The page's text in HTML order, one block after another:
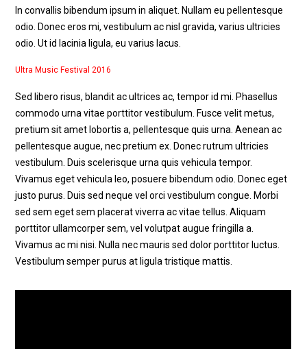
In convallis bibendum ipsum in aliquet. Nullam eu pellentesque
odio. Donec eros mi, vestibulum ac nisl gravida, varius ultricies
odio. Ut id lacinia ligula, eu varius lacus.
Ultra Music Festival 2016
Sed libero risus, blandit ac ultrices ac, tempor id mi. Phasellus
commodo urna vitae porttitor vestibulum. Fusce velit metus,
pretium sit amet lobortis a, pellentesque quis urna. Aenean ac
pellentesque augue, nec pretium ex. Donec rutrum ultricies
vestibulum. Duis scelerisque urna quis vehicula tempor.
Vivamus eget vehicula leo, posuere bibendum odio. Donec eget
justo purus. Duis sed neque vel orci vestibulum congue. Morbi
sed sem eget sem placerat viverra ac vitae tellus. Aliquam
porttitor ullamcorper sem, vel volutpat augue fringilla a.
Vivamus ac mi nisi. Nulla nec mauris sed dolor porttitor luctus.
Vestibulum semper purus at ligula tristique mattis.